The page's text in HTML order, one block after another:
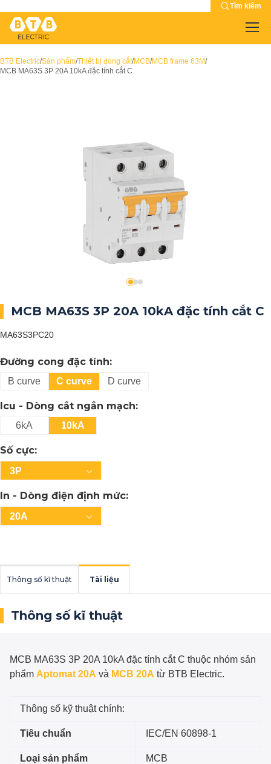
Tìm kiếm
BTB Electric/Sản phẩm/Thiết bị đóng cắt/MCB/MCB frame 63M/
MCB MA63S 3P 20A 10kA đặc tính cắt C
MCB MA63S 3P 20A 10kA đặc tính cắt C
MA63S3PC20
Đường cong đặc tính:
B curve C curve D curve
Icu - Dòng cắt ngắn mạch:
6kA 10kA
Số cực:
3P
In - Dòng điện định mức:
20A
Thông số kĩ thuật Tài liệu
Thông số kĩ thuật
MCB MA63S 3P 20A 10kA đặc tính cắt C thuộc nhóm sản
phẩm Aptomat 20A và MCB 20A từ BTB Electric.
Thông số kỹ thuật chính:
Tiêu chuẩn IEC/EN 60898-1
Loại sản phẩm MCB